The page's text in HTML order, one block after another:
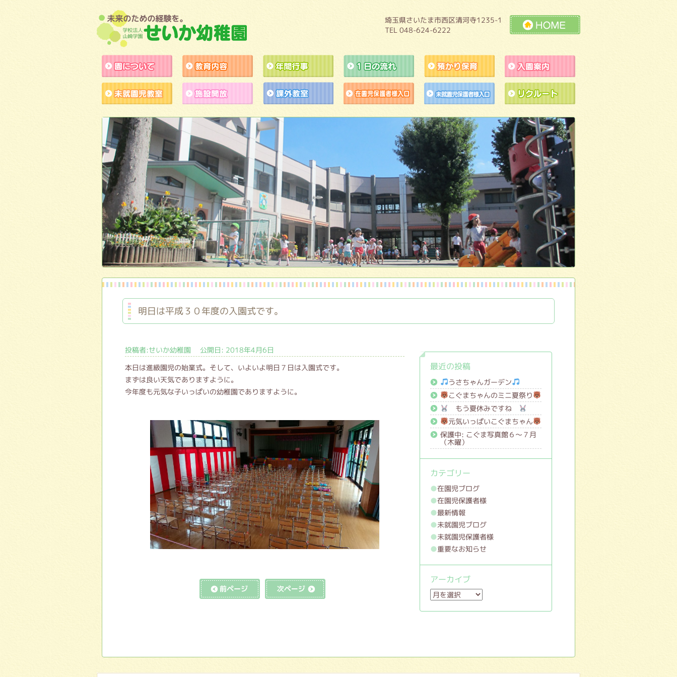
埼玉県さいたま市西区清河寺1235-1
TEL 048-624-6222
園について 教育内容 年間行事 １日の流れ 預かり保育
未就園児教室 施設開放 課外教室 作品展アトラクションの練習風景未就園児保護者様入口
明日は平成３０年度の入園式です。
投稿者:せいか幼稚園 公開日: 2018年4月6日
本日は進級園児の始業式。そして、いよいよ明日７日は入園式です。
まずは良い天気でありますように。
今年度も元気な子いっぱいの幼稚園でありますように。
前の記事へ
最近の投稿
うさちゃんガーデン
こぐまちゃんのミニ夏祭り
もう夏休みですね
元気いっぱいこぐまちゃん
保護中: こぐま写真館６～７月
（木曜）
カテゴリー
在園児ブログ
在園児保護者様
最新情報
未就園児ブログ
未就園児保護者様
重要なお知らせ
アーカイブ
ア